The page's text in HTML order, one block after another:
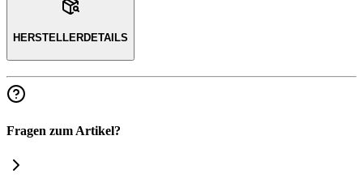
HERSTELLERDETAILS
Fragen zum Artikel?